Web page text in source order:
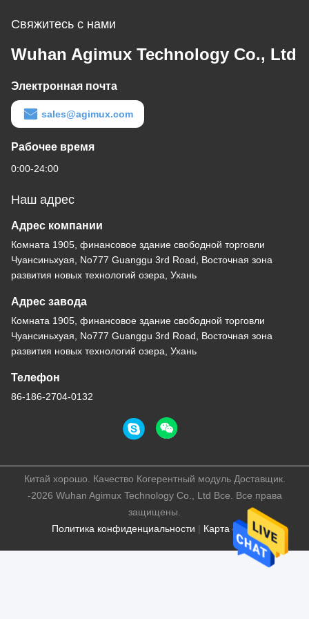
Свяжитесь с нами
Wuhan Agimux Technology Co., Ltd
Электронная почта
sales@agimux.com
Рабочее время
0:00-24:00
Наш адрес
Адрес компании
Комната 1905, финансовое здание свободной торговли
Чуансиньхуая, No777 Guanggu 3rd Road, Восточная зона
развития новых технологий озера, Ухань
Адрес завода
Комната 1905, финансовое здание свободной торговли
Чуансиньхуая, No777 Guanggu 3rd Road, Восточная зона
развития новых технологий озера, Ухань
Телефон
86-186-2704-0132
Политика конфиденциальности | Карта сайта
Китай хорошо. Качество Когерентный модуль Доставщик.
-2026 Wuhan Agimux Technology Co., Ltd Все. Все права
защищены.